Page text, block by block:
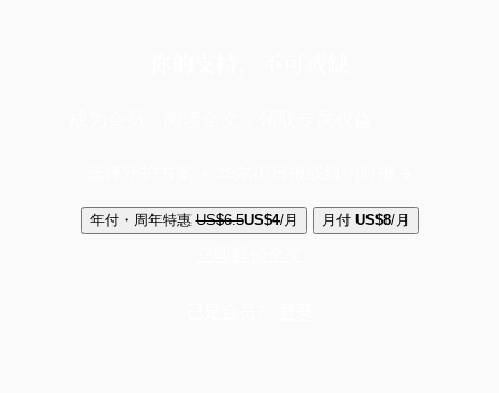
年付・周年特惠 US$6.5US$4/月 月付 US$8/月